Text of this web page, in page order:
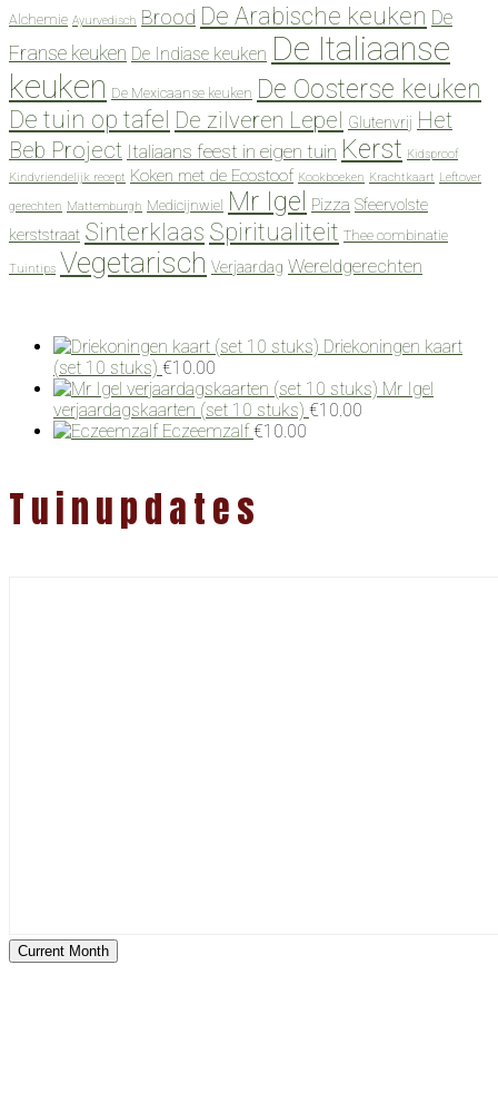
Alchemie Ayurvedisch Brood De Arabische keuken De
Franse keuken De Indiase keuken De Italiaanse
keuken De Mexicaanse keuken De Oosterse keuken
De tuin op tafel De zilveren Lepel Glutenvrij Het
Beb Project Italiaans feest in eigen tuin Kerst Kidsproof
Kindvriendelijk recept Koken met de Ecostoof Kookboeken Krachtkaart Leftover
gerechten Mattemburgh Medicijnwiel Mr Igel Pizza Sfeervolste
kerststraat Sinterklaas Spiritualiteit Thee combinatie
Tuintips Vegetarisch Verjaardag Wereldgerechten
Driekoningen kaart
(set 10 stuks) €10.00
Mr Igel
verjaardagskaarten (set 10 stuks) €10.00
Eczeemzalf €10.00
Tuinupdates
Current Month